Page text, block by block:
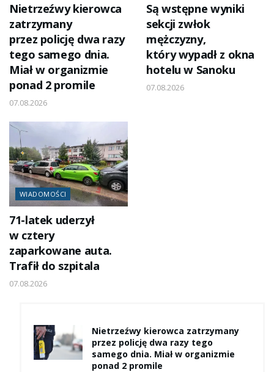
Nietrzeźwy kierowca
zatrzymany
przez policję dwa razy
tego samego dnia.
Miał w organizmie
ponad 2 promile
07.08.2026
Są wstępne wyniki
sekcji zwłok
mężczyzny,
który wypadł z okna
hotelu w Sanoku
07.08.2026
WIADOMOŚCI
71-latek uderzył
w cztery
zaparkowane auta.
Trafił do szpitala
07.08.2026
Nietrzeźwy kierowca zatrzymany
przez policję dwa razy tego
samego dnia. Miał w organizmie
ponad 2 promile